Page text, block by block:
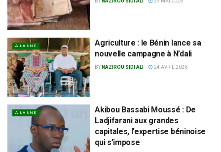
A LA UNE
Agriculture : le Bénin lance sa
nouvelle campagne à N’dali
BY NAZIROU SIDI ALI 24 AVRIL 2026
A LA UNE
Akibou Bassabi Moussé : De
Ladjifarani aux grandes
capitales, l’expertise béninoise
qui s’impose